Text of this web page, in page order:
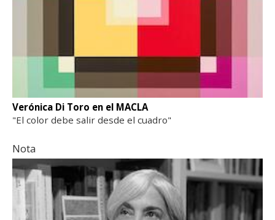
Verónica Di Toro en el MACLA
"El color debe salir desde el cuadro"
Nota